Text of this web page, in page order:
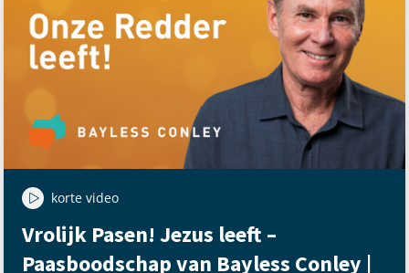
korte video
Vrolijk Pasen! Jezus leeft –
Paasboodschap van Bayless Conley |